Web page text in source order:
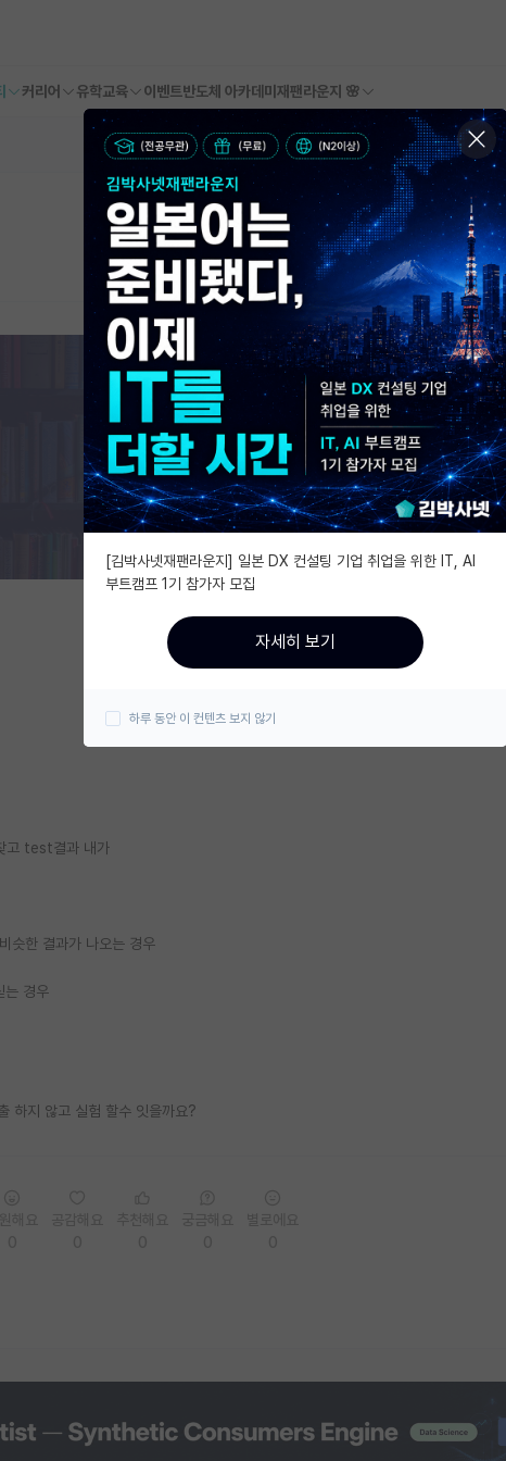
커리어 유학교육 이벤트반도체 아카데미 재팬라운지 🌸
본문이 수정되지
스크랩
고 test결과 내가
슷한 결과가 나오는 경우
는 경우
지 않고 실험 할수 잇을까요?
[김박사넷재팬라운지] 일본 DX 컨설팅 기업 취업을 위한 IT, AI
부트캠프 1기 참가자 모집
자세히 보기
하루 동안 이 컨텐츠 보지 않기